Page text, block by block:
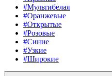
#Мультибелая
#Оранжевые
#Открытые
#Розовые
#Синие
#Узкие
#Широкие